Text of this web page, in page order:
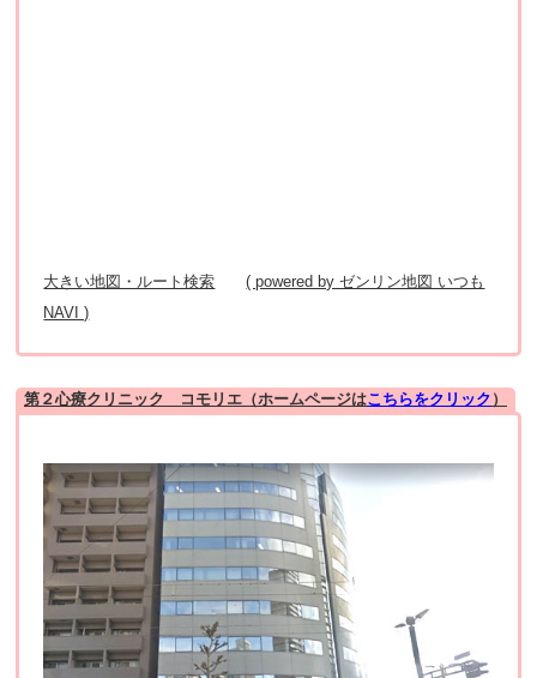
大きい地図・ルート検索
( powered by ゼンリン地図 いつも
NAVI )
第２心療クリニック コモリエ（ホームページはこちらをクリック ）